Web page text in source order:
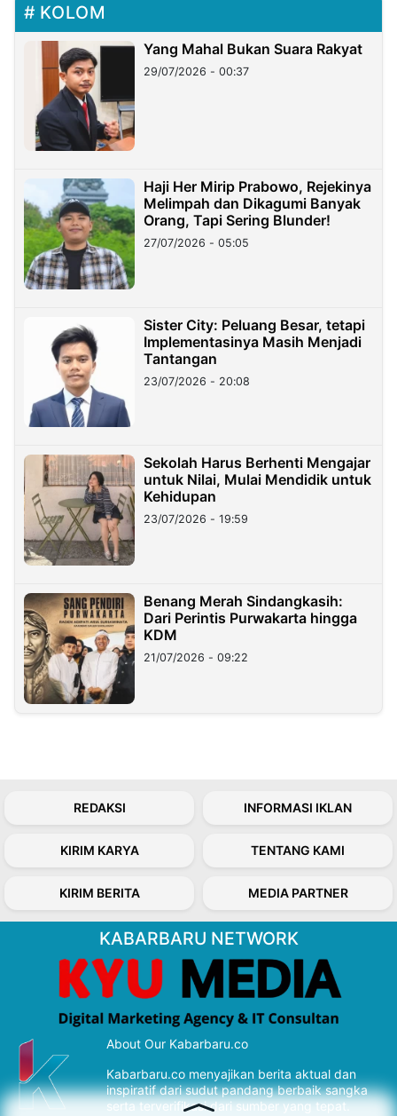
KOLOM
Yang Mahal Bukan Suara Rakyat
29/07/2026 - 00:37
Haji Her Mirip Prabowo, Rejekinya
Melimpah dan Dikagumi Banyak
Orang, Tapi Sering Blunder!
27/07/2026 - 05:05
Sister City: Peluang Besar, tetapi
Implementasinya Masih Menjadi
Tantangan
23/07/2026 - 20:08
Sekolah Harus Berhenti Mengajar
untuk Nilai, Mulai Mendidik untuk
Kehidupan
23/07/2026 - 19:59
Benang Merah Sindangkasih:
Dari Perintis Purwakarta hingga
KDM
21/07/2026 - 09:22
REDAKSI INFORMASI IKLAN
KIRIM KARYA TENTANG KAMI
KIRIM BERITA MEDIA PARTNER
KABARBARU NETWORK
About Our Kabarbaru.co
Kabarbaru.co menyajikan berita aktual dan
inspiratif dari sudut pandang berbaik sangka
serta terverifikasi dari sumber yang tepat.